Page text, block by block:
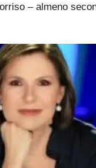
– almeno